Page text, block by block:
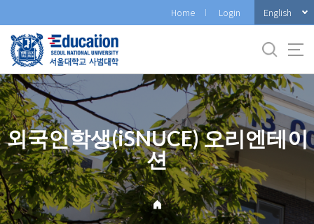
로
메
뉴
Home Login English
외국인학생(iSNUCE) 오리엔테이
션